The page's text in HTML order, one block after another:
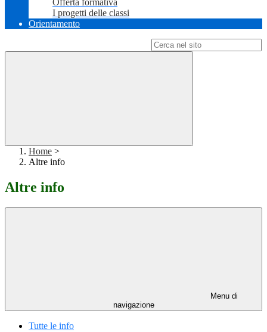
Offerta formativa
I progetti delle classi
Orientamento
Home >
Altre info
Altre info
Menu di
navigazione
Tutte le info